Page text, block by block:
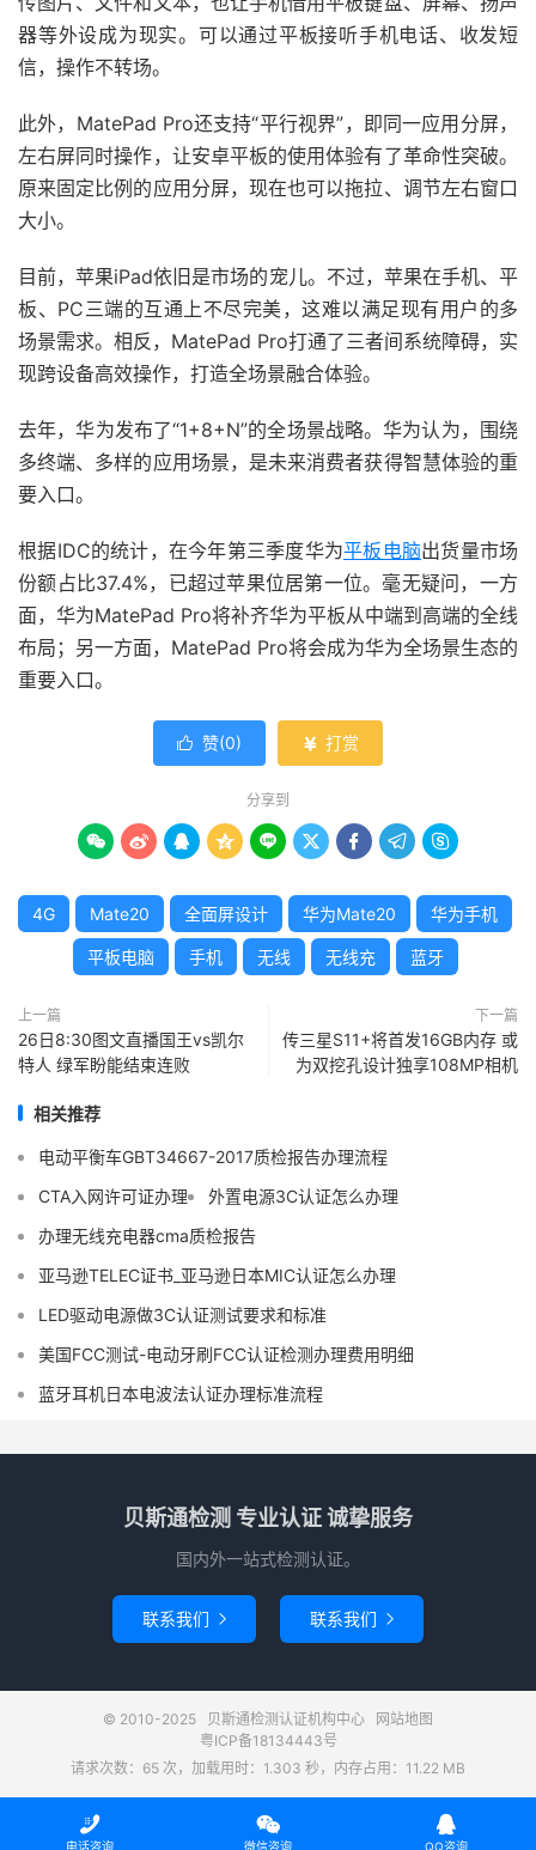
器等外设成为现实。可以通过平板接听手机电话、收发短
信，操作不转场。
此外，MatePad Pro还支持“平行视界”，即同一应用分屏，
左右屏同时操作，让安卓平板的使用体验有了革命性突破。
原来固定比例的应用分屏，现在也可以拖拉、调节左右窗口
大小。
目前，苹果iPad依旧是市场的宠儿。不过，苹果在手机、平
板、PC三端的互通上不尽完美，这难以满足现有用户的多
场景需求。相反，MatePad Pro打通了三者间系统障碍，实
现跨设备高效操作，打造全场景融合体验。
去年，华为发布了“1+8+N”的全场景战略。华为认为，围绕
多终端、多样的应用场景，是未来消费者获得智慧体验的重
要入口。
根据IDC的统计，在今年第三季度华为平板电脑出货量市场
份额占比37.4%，已超过苹果位居第一位。毫无疑问，一方
面，华为MatePad Pro将补齐华为平板从中端到高端的全线
布局；另一方面，MatePad Pro将会成为华为全场景生态的
重要入口。
 赞(0)  打赏
分享到
        
4G Mate20 全面屏设计 华为Mate20 华为手机
平板电脑 手机 无线 无线充 蓝牙
上一篇
26日8:30图文直播国王vs凯尔
特人 绿军盼能结束连败
下一篇
传三星S11+将首发16GB内存 或
为双挖孔设计独享108MP相机
相关推荐
电动平衡车GBT34667-2017质检报告办理流程
CTA入网许可证办理
外置电源3C认证怎么办理
办理无线充电器cma质检报告
亚马逊TELEC证书_亚马逊日本MIC认证怎么办理
LED驱动电源做3C认证测试要求和标准
美国FCC测试-电动牙刷FCC认证检测办理费用明细
蓝牙耳机日本电波法认证办理标准流程
贝斯通检测 专业认证 诚挚服务
国内外一站式检测认证。
联系我们  联系我们 
© 2010-2025 贝斯通检测认证机构中心
网站地图
粤ICP备18134443号
请求次数：65 次，加载用时：1.303 秒，内存占用：11.22 MB

电话咨询

微信咨询

QQ咨询